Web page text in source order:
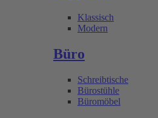
Klassisch
Modern
Büro
Schreibtische
Bürostühle
Büromöbel